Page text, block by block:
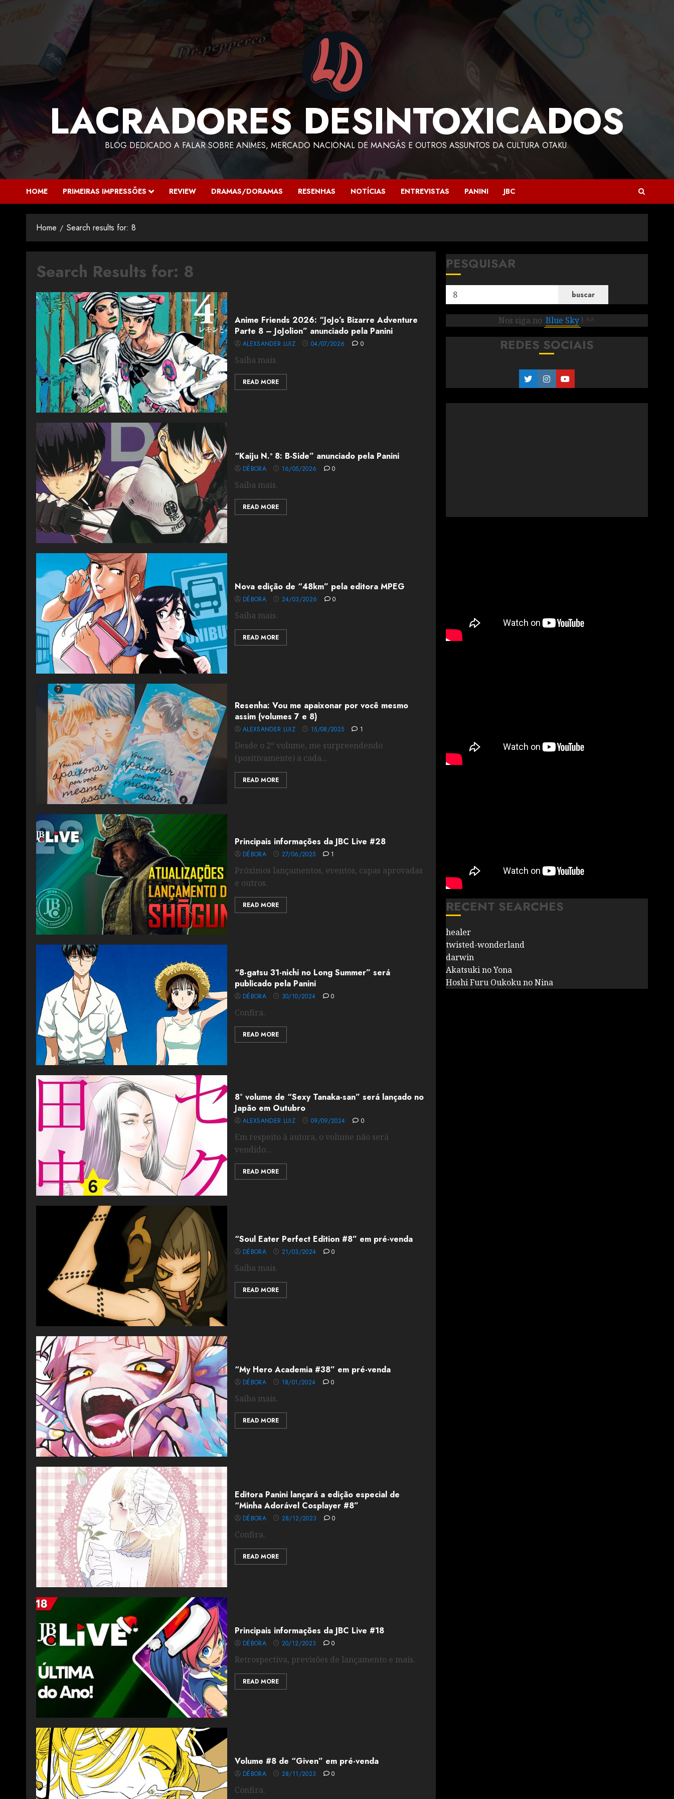
LACRADORES DESINTOXICADOS
BLOG DEDICADO A FALAR SOBRE ANIMES, MERCADO NACIONAL DE MANGÁS E OUTROS ASSUNTOS DA CULTURA OTAKU.
HOME PRIMEIRAS IMPRESSÕES REVIEW DRAMAS/DORAMAS RESENHAS NOTÍCIAS ENTREVISTAS PANINI JBC
Home Search results for: 8
Search Results for: 8
Anime Friends 2026: “JoJo’s Bizarre Adventure
Parte 8 – JoJolion” anunciado pela Panini
ALEXSANDER LUIZ 04/07/2026 0
Saiba mais.
READ MORE
“Kaiju N.º 8: B-Side” anunciado pela Panini
DÉBORA 16/05/2026 0
Saiba mais.
READ MORE
Nova edição de “48km” pela editora MPEG
DÉBORA 24/03/2026 0
Saiba mais.
READ MORE
Resenha: Vou me apaixonar por você mesmo
assim (volumes 7 e 8)
ALEXSANDER LUIZ 15/08/2025 1
Desde o 2º volume, me surpreendendo
(positivamente) a cada...
READ MORE
Principais informações da JBC Live #28
DÉBORA 27/06/2025 1
Próximos lançamentos, eventos, capas aprovadas
e outros.
READ MORE
“8-gatsu 31-nichi no Long Summer” será
publicado pela Panini
DÉBORA 30/10/2024 0
Confira.
READ MORE
8° volume de “Sexy Tanaka-san” será lançado no
Japão em Outubro
ALEXSANDER LUIZ 09/09/2024 0
Em respeito à autora, o volume não será
vendido...
READ MORE
“Soul Eater Perfect Edition #8” em pré-venda
DÉBORA 21/03/2024 0
Saiba mais.
READ MORE
“My Hero Academia #38” em pré-venda
DÉBORA 18/01/2024 0
Saiba mais.
READ MORE
Editora Panini lançará a edição especial de
“Minha Adorável Cosplayer #8”
DÉBORA 28/12/2023 0
Confira.
READ MORE
Principais informações da JBC Live #18
DÉBORA 20/12/2023 0
Retrospectiva, previsões de lançamento e mais.
READ MORE
Volume #8 de “Given” em pré-venda
DÉBORA 28/11/2023 0
Confira.
PESQUISAR
buscar
Nos siga no Blue Sky ! ^^
REDES SOCIAIS
RECENT SEARCHES
healer
twisted-wonderland
darwin
Akatsuki no Yona
Hoshi Furu Oukoku no Nina